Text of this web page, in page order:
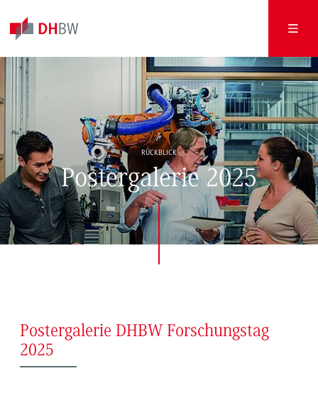
RÜCKBLICK
Postergalerie 2025
Postergalerie DHBW Forschungstag
2025